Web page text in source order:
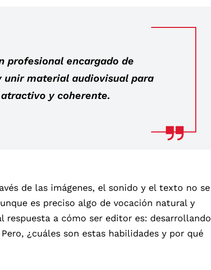
profesional encargado de
unir material audiovisual para
y coherente.
de las imágenes, el sonido y el texto no se
es preciso algo de vocación natural y
respuesta a cómo ser editor es: desarrollando
Pero, ¿cuáles son estas habilidades y por qué